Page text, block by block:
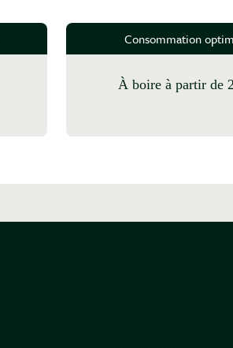
Consommation
à boire à partir de